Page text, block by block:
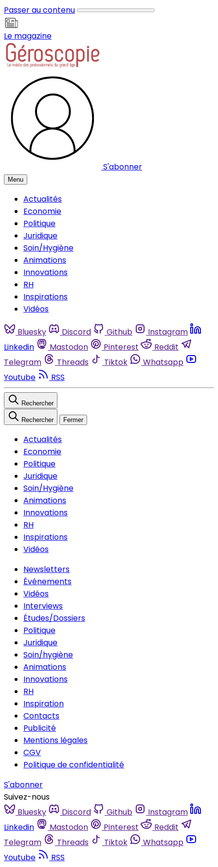
Passer au contenu
Le magazine
S'abonner
Menu
Actualités
Economie
Politique
Juridique
Soin/Hygiène
Animations
Innovations
RH
Inspirations
Vidéos
Bluesky Discord Github
Instagram
Linkedin
Mastodon Pinterest
Reddit
Telegram
Threads Tiktok
Whatsapp
Youtube
RSS
Rechercher
Rechercher Fermer
Actualités
Economie
Politique
Juridique
Soin/Hygiène
Animations
Innovations
RH
Inspirations
Vidéos
Newsletters
Événements
Vidéos
Interviews
Études/Dossiers
Politique
Juridique
Soin/hygiène
Animations
Innovations
RH
Inspiration
Contacts
Publicité
Mentions légales
CGV
Politique de confidentialité
S'abonner
Suivez-nous
Bluesky
Discord Github
Instagram
Linkedin
Mastodon Pinterest
Reddit
Telegram
Threads Tiktok
Whatsapp
Youtube
RSS
Panneau de gestion des cookies